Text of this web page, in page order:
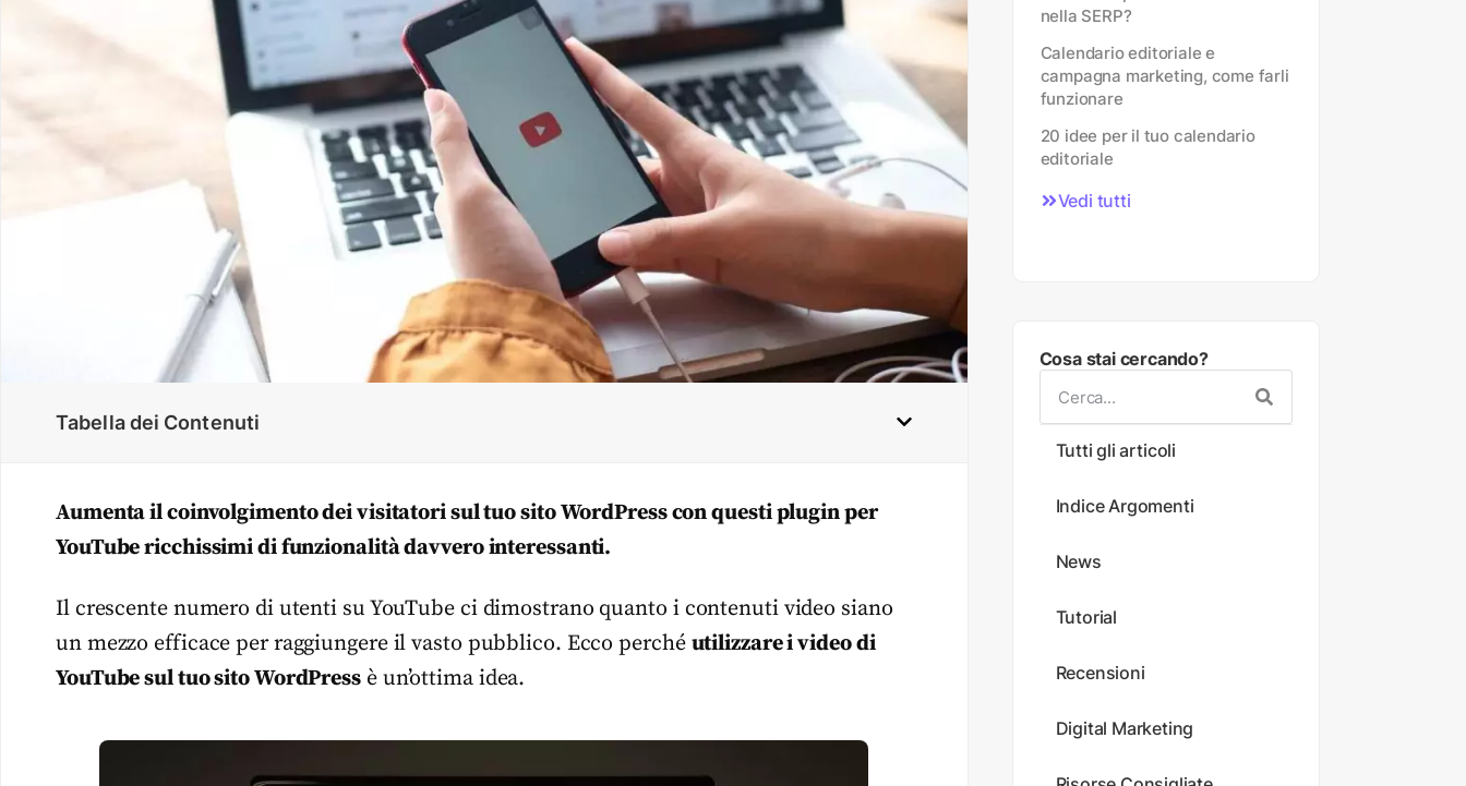
Tabella dei Contenuti
Aumenta il coinvolgimento dei visitatori sul tuo sito WordPress con questi plugin per
YouTube ricchissimi di funzionalità davvero interessanti.
Il crescente numero di utenti su YouTube ci dimostrano quanto i contenuti video siano
un mezzo efficace per raggiungere il vasto pubblico. Ecco perché utilizzare i video di
YouTube sul tuo sito WordPress è un’ottima idea.
nella SERP?
Calendario editoriale e
campagna marketing, come farli
funzionare
20 idee per il tuo calendario
editoriale
Vedi tutti
Cosa stai cercando?
Tutti gli articoli
Indice Argomenti
News
Tutorial
Recensioni
Digital Marketing